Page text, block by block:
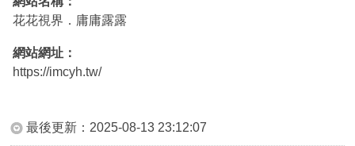
花花視界．庸庸露露
網站網址：
https://imcyh.tw/
最後更新： 2025-08-13 23:12:07